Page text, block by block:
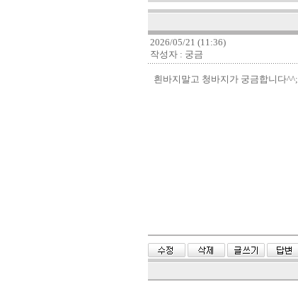
2026/05/21 (11:36)
작성자 : 궁금
흰바지말고 청바지가 궁금합니다^^;